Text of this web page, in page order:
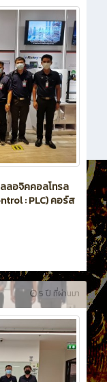
ลลอจิคคอลโทรล
: PLC) คอร์ส
5 ปี ที่ผ่านมา